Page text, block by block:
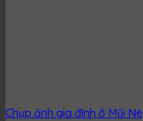
Chụp ảnh gia đình ở Mũi Né